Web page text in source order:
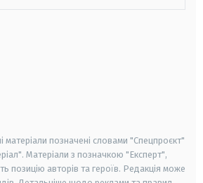
матеріали позначені словами "Спецпроєкт"
Матеріали з позначкою "Експерт",
позицію авторів та героїв. Редакція може